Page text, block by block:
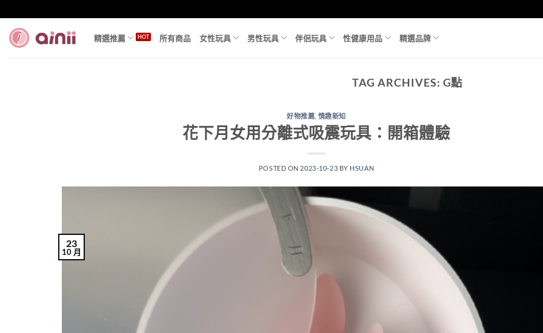
to
content
精選推薦 所有商品 女性玩具 男性玩具 伴侶玩具 性健康用品 精選品牌
TAG ARCHIVES: G點
好物推薦 情趣新知
花下月女用分離式吸震玩具：開箱體驗
POSTED ON 2023-10-23 BY HSUAN
23
10 月